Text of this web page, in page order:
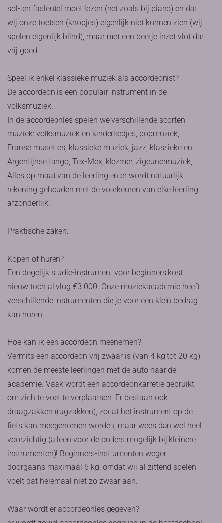
sol- en fasleutel moet lezen (net zoals bij piano) en dat
wij onze toetsen (knopjes) eigenlijk niet kunnen zien (wij
spelen eigenlijk blind), maar met een beetje inzet vlot dat
vrij goed.
Speel ik enkel klassieke muziek als accordeonist?
De accordeon is een populair instrument in de
volksmuziek.
In de accordeonles spelen we verschillende soorten
muziek: volksmuziek en kinderliedjes, popmuziek,
Franse musettes, klassieke muziek, jazz, klassieke en
Argentijnse tango, Tex-Mex, klezmer, zigeunermuziek,...
Alles op maat van de leerling en er wordt natuurlijk
rekening gehouden met de voorkeuren van elke leerling
afzonderlijk.
Praktische zaken:
Kopen of huren?
Een degelijk studie-instrument voor beginners kost
nieuw toch al vlug €3 000. Onze muziekacademie heeft
verschillende instrumenten die je voor een klein bedrag
kan huren.
Hoe kan ik een accordeon meenemen?
Vermits een accordeon vrij zwaar is (van 4 kg tot 20 kg),
komen de meeste leerlingen met de auto naar de
academie. Vaak wordt een accordeonkarretje gebruikt
om zich te voet te verplaatsen. Er bestaan ook
draagzakken (rugzakken), zodat het instrument op de
fiets kan meegenomen worden, maar wees dan wel heel
voorzichtig (alleen voor de ouders mogelijk bij kleinere
instrumenten)! Beginners-instrumenten wegen
doorgaans maximaal 6 kg: omdat wij al zittend spelen
voelt dat helemaal niet zo zwaar aan.
Waar wordt er accordeonles gegeven?